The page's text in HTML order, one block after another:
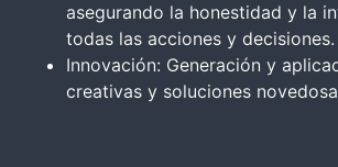
asegurando la honestidad y la
todas las acciones y decisiones.
Innovación: Generación y
creativas y soluciones